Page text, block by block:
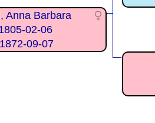
Anna Barbara
02-06
09-07